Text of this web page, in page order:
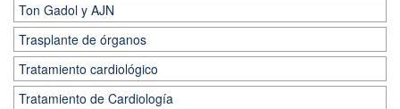
Ton Gadol y AJN
Trasplante de órganos
Tratamiento cardiológico
Tratamiento de Cardiología